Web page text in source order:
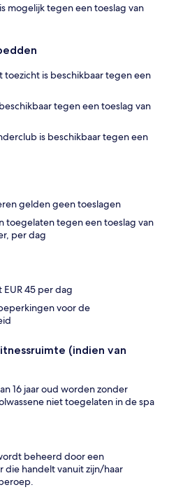
is mogelijk tegen een toeslag van
toezicht is beschikbaar tegen een
tegen een toeslag van
is beschikbaar tegen een
gelden geen toeslagen
toegelaten tegen een toeslag van
per dag
45 per dag
voor de
(indien van
16 jaar oud worden zonder
niet toegelaten in de spa
beheerd door een
die handelt vanuit zijn/haar